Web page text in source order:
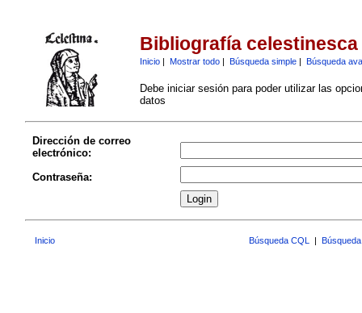
Bibliografía celestinesca
Inicio| Mostrar todo| Búsqueda simple| Búsqueda
Debe iniciar sesión para poder utilizar las
datos
Dirección de correo
electrónico:
Contraseña:
Inicio Búsqueda CQL |